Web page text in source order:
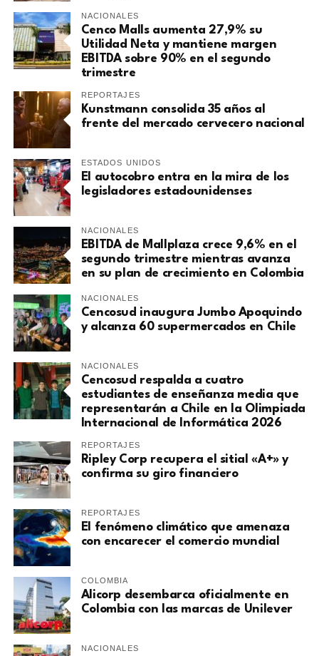
NACIONALES
Cenco Malls aumenta 27,9% su
Utilidad Neta y mantiene margen
EBITDA sobre 90% en el segundo
trimestre
REPORTAJES
Kunstmann consolida 35 años al
frente del mercado cervecero nacional
ESTADOS UNIDOS
El autocobro entra en la mira de los
legisladores estadounidenses
NACIONALES
EBITDA de Mallplaza crece 9,6% en el
segundo trimestre mientras avanza
en su plan de crecimiento en Colombia
NACIONALES
Cencosud inaugura Jumbo Apoquindo
y alcanza 60 supermercados en Chile
NACIONALES
Cencosud respalda a cuatro
estudiantes de enseñanza media que
representarán a Chile en la Olimpiada
Internacional de Informática 2026
REPORTAJES
Ripley Corp recupera el sitial «A+» y
confirma su giro financiero
REPORTAJES
El fenómeno climático que amenaza
con encarecer el comercio mundial
COLOMBIA
Alicorp desembarca oficialmente en
Colombia con las marcas de Unilever
NACIONALES